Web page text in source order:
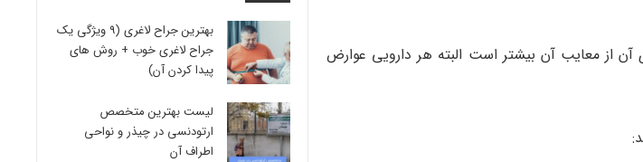
آن از معایب آن بیشتر است البته هر دارویی عوارض
بهترین جراح لاغری (9 ویژگی یک
جراح لاغری خوب + روش های
پیدا کردن آن)
لیست بهترین متخصص
ارتودنسی در چیذر و نواحی
اطراف آن